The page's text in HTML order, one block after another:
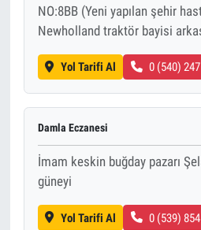
NO:8BB (Yeni yapılan şehir
Newholland traktör bayisi
Yol Tarifi Al 0 (540)
Damla Eczanesi
İmam keskin buğday pazarı
güneyi
Yol Tarifi Al 0 (539)